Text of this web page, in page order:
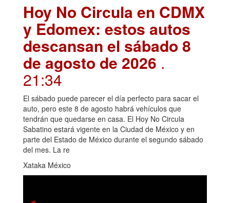
Hoy No Circula en CDMX
y Edomex: estos autos
descansan el sábado 8
de agosto de 2026 .
21:34
El sábado puede parecer el día perfecto para sacar el
auto, pero este 8 de agosto habrá vehículos que
tendrán que quedarse en casa. El Hoy No Circula
Sabatino estará vigente en la Ciudad de México y en
parte del Estado de México durante el segundo sábado
del mes. La re
Xataka México